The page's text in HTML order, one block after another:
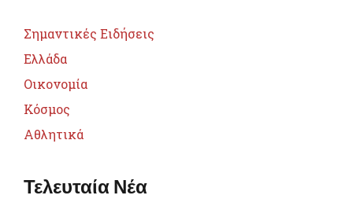
Σημαντικές Ειδήσεις
Ελλάδα
Οικονομία
Κόσμος
Αθλητικά
Τελευταία Νέα